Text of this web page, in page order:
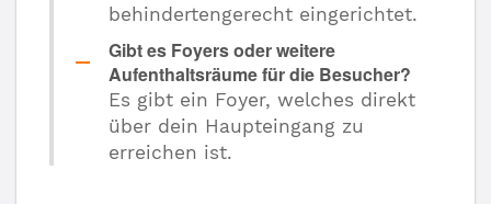
behindertengerecht eingerichtet.
Gibt es Foyers oder weitere
Aufenthaltsräume für die Besucher?
Es gibt ein Foyer, welches direkt
über dein Haupteingang zu
erreichen ist.